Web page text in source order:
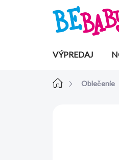
VÝPREDAJ
DomovOblečenie